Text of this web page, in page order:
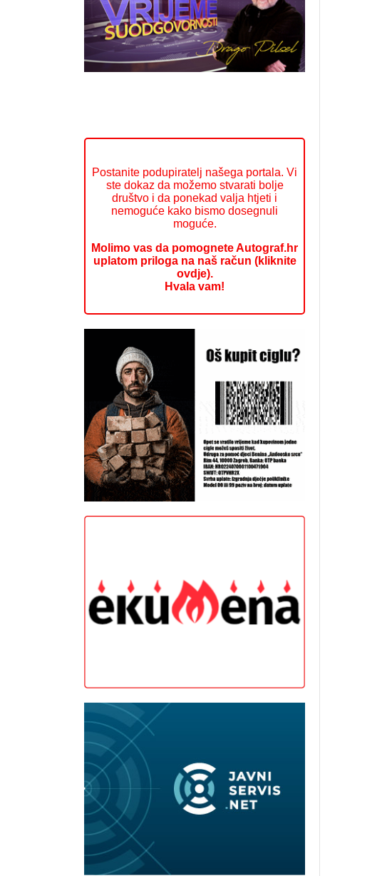
Postanite podupiratelj našega portala. Vi
ste dokaz da možemo stvarati bolje
društvo i da ponekad valja htjeti i
nemoguće kako bismo dosegnuli
moguće.
Molimo vas da pomognete Autograf.hr
uplatom priloga na naš račun (kliknite
ovdje).
Hvala vam!